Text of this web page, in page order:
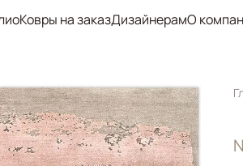
Ковры на заказДизайнерамО